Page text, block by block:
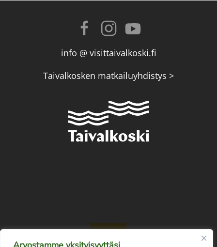
info @ visittaivalkoski.fi
Taivalkosken matkailuyhdistys >